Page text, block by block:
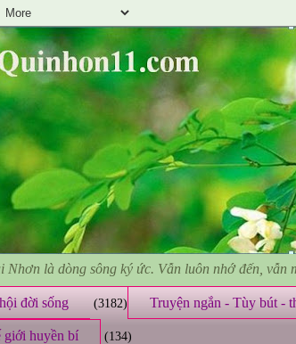
là dòng sông ký ức. Vẫn luôn nhớ đến, vẫn
đời sống (3182) Truyện ngắn - Tùy bút -
giới huyền bí (134)